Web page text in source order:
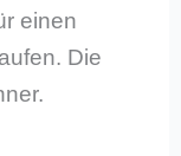
einen
Die